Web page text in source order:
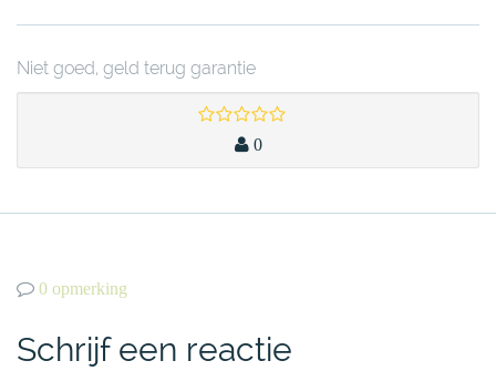
Niet goed, geld terug garantie
0
0 opmerking
Schrijf een reactie